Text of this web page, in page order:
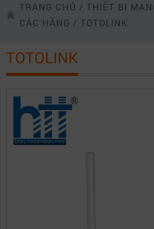
TRANG CHỦ / THIẾT BỊ
CÁC HÃNG / TOTOLINK
TOTOLINK